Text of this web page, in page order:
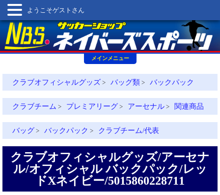
メインメニュー
ようこそゲストさん
クラブオフィシャルグッズ > バッグ類 > バックパック
クラブチーム > プレミアリーグ > アーセナル > 関連商品
バッグ > バックパック > クラブチーム/代表
クラブオフィシャルグッズ/アーセナ
ル/オフィシャル バックパック/レッ
ドXネイビー/5015860228711